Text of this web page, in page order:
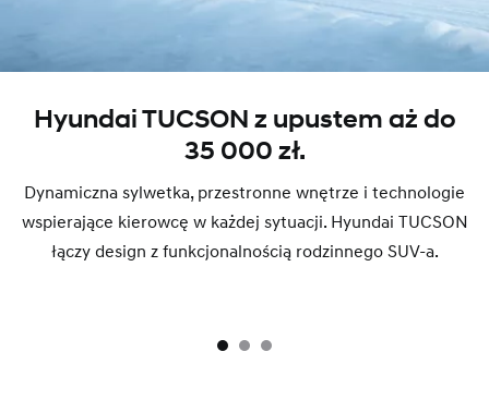
Hyundai TUCSON z upustem aż do
35 000 zł.
Dynamiczna sylwetka, przestronne wnętrze i technologie
wspierające kierowcę w każdej sytuacji. Hyundai TUCSON
łączy design z funkcjonalnością rodzinnego SUV-a.